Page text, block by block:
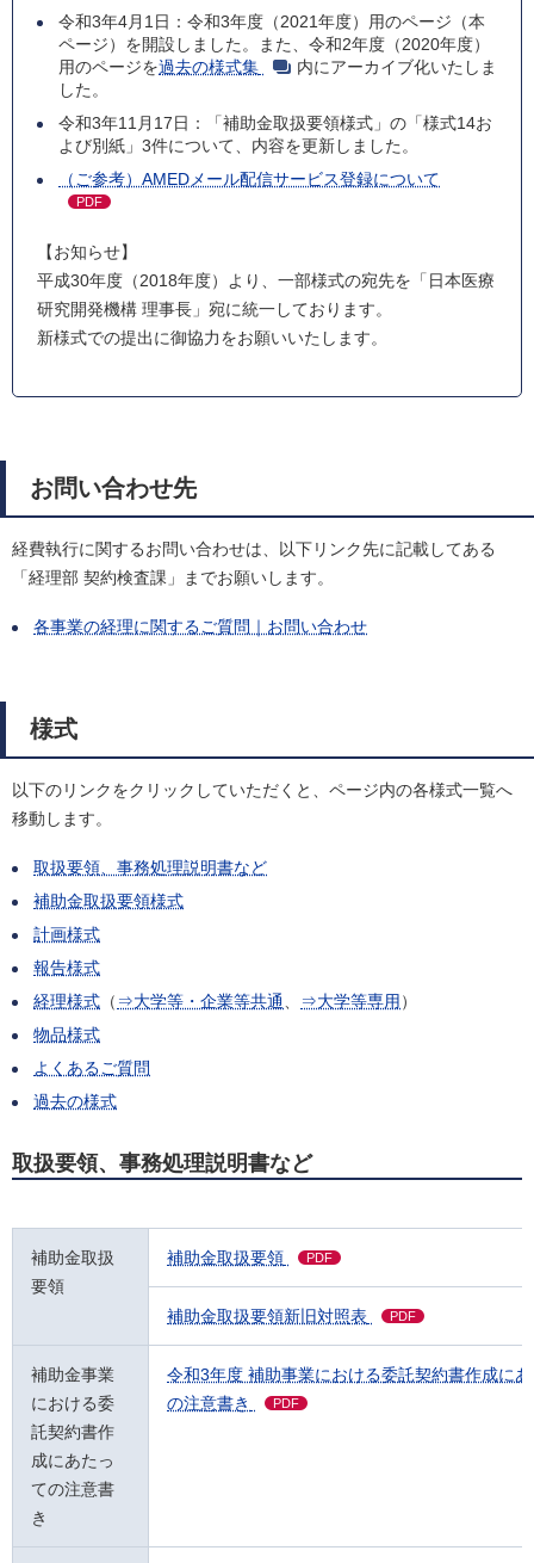
令和3年4月1日：令和3年度（2021年度）用のページ（本
ページ）を開設しました。また、令和2年度（2020年度）
用のページを過去の様式集
内にアーカイブ化いたしま
した。
令和3年11月17日：「補助金取扱要領様式」の「様式14お
よび別紙」3件について、内容を更新しました。
（ご参考）AMEDメール配信サービス登録について
PDF
【お知らせ】
平成30年度（2018年度）より、一部様式の宛先を「日本医療
研究開発機構 理事長」宛に統一しております。
新様式での提出に御協力をお願いいたします。
お問い合わせ先
経費執行に関するお問い合わせは、以下リンク先に記載してある
「経理部 契約検査課」までお願いします。
各事業の経理に関するご質問｜お問い合わせ
様式
以下のリンクをクリックしていただくと、ページ内の各様式一覧へ
移動します。
取扱要領、事務処理説明書など
補助金取扱要領様式
計画様式
報告様式
経理様式 （ ⇒大学等・企業等共通 ⇒大学等専用 ）
物品様式
よくあるご質問
過去の様式
取扱要領、事務処理説明書など
補助金取扱
要領
補助金取扱要領 PDF
補助金取扱要領新旧対照表 PDF
補助金事業
における委
託契約書作
成にあたっ
ての注意書
き
令和3年度 補助事業における委託契約書作成に
の注意書き
PDF